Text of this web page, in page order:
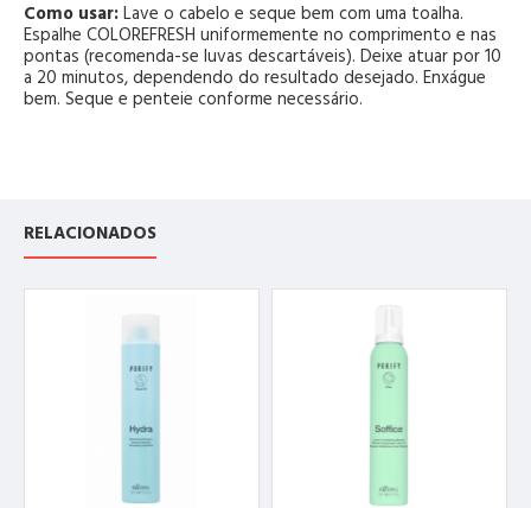
Como usar:Lave o cabelo e seque bem com uma toalha.
Espalhe COLOREFRESH uniformemente no comprimento e nas
pontas (recomenda-se luvas descartáveis). Deixe atuar por 10
a 20 minutos, dependendo do resultado desejado. Enxágue
bem. Seque e penteie conforme necessário.
RELACIONADOS